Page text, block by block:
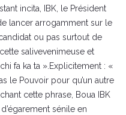
incita, IBK, le Président
lancer arrogamment sur le
ou pas surtout de
salivevenimeuse et
fa ka ta ».Explicitement : «
le Pouvoir pour qu’un autre
cette phrase, Boua IBK
sénile en